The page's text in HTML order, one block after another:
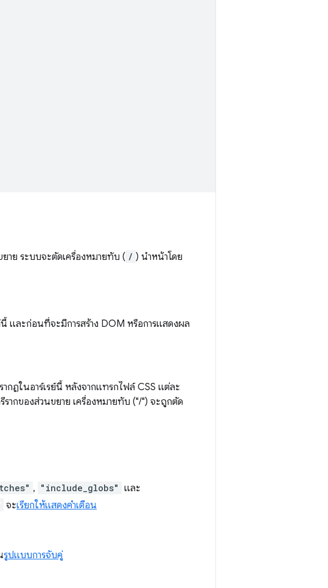
าย ระบบจะตัดเครื่องหมายทับ ( / ) นำหน้าโดย
และก่อนที่จะมีการสร้าง DOM หรือการแสดงผล
กฏในอาร์เรย์นี้ หลังจากแทรกไฟล์ CSS แต่ละ
รากของส่วนขยาย เครื่องหมายทับ ("/") จะถูกตัด
, "include_globs" และ
จะเรียกให้แสดงคำเตือน
รูปแบบการจับคู่